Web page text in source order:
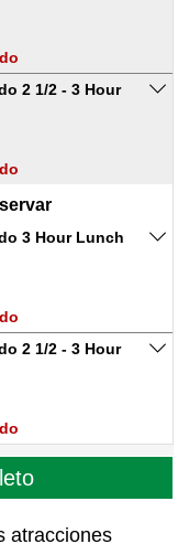
2 1/2 - 3 Hour
3 Hour Lunch
2 1/2 - 3 Hour
atracciones